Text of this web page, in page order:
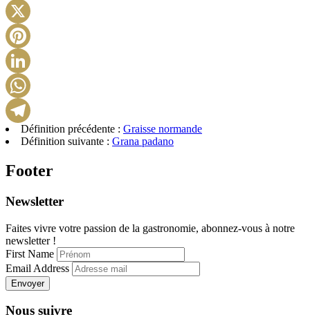
Telegram
Définition précédente : Graisse normande
Définition suivante : Grana padano
Footer
Newsletter
Faites vivre votre passion de la gastronomie, abonnez-vous à notre
newsletter !
First Name
Email Address
Envoyer
Nous suivre